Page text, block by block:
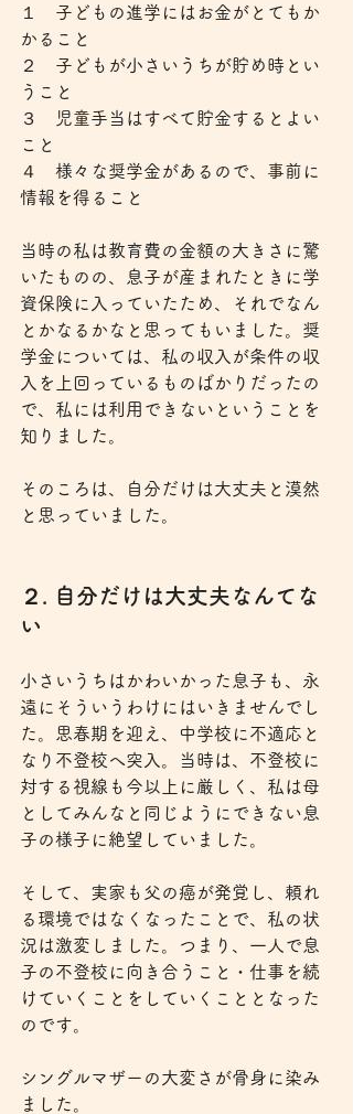
１　子どもの進学にはお金がとてもか
かること
２　子どもが小さいうちが貯め時とい
うこと
３　児童手当はすべて貯金するとよい
こと
４　様々な奨学金があるので、事前に
情報を得ること
当時の私は教育費の金額の大きさに驚
いたものの、息子が産まれたときに学
資保険に入っていたため、それでなん
とかなるかなと思ってもいました。奨
学金については、私の収入が条件の収
入を上回っているものばかりだったの
で、私には利用できないということを
知りました。
そのころは、自分だけは大丈夫と漠然
と思っていました。
２. 自分だけは大丈夫なんてな
い
小さいうちはかわいかった息子も、永
遠にそういうわけにはいきませんでし
た。思春期を迎え、中学校に不適応と
なり不登校へ突入。当時は、不登校に
対する視線も今以上に厳しく、私は母
としてみんなと同じようにできない息
子の様子に絶望していました。
そして、実家も父の癌が発覚し、頼れ
る環境ではなくなったことで、私の状
況は激変しました。つまり、一人で息
子の不登校に向き合うこと・仕事を続
けていくことをしていくこととなった
のです。
シングルマザーの大変さが骨身に染み
ました。